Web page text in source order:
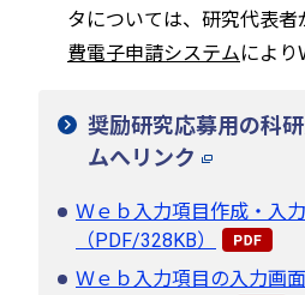
タについては、研究代表者
費電子申請システムにより
奨励研究応募用の科
ムへリンク
Ｗｅｂ入力項目作成・入
（PDF/328KB）
Ｗｅｂ入力項目の入力画